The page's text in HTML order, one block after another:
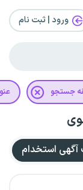
ورود | ثبت‌ نام
جستجو
آگهی استخدام